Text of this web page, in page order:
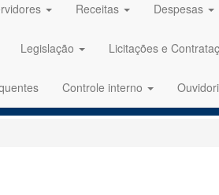
Receitas Despesas
Legislação Licitações e
Controle interno